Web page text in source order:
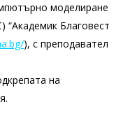
моделиране
Благовест
), с преподавател
на